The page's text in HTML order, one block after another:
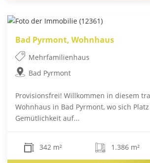
Bad Pyrmont, Wohnhaus
Mehrfamilienhaus
Bad Pyrmont
Provisionsfrei! Willkommen in diesem
Wohnhaus in Bad Pyrmont, wo sich
Gemütlichkeit auf...
342 m² 1.386 m²